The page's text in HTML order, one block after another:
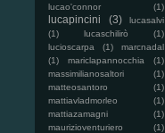
lucao'connor (1)
lucapincini (3)
lucasalvi
(1)
lucaschilirò
(1)
lucioscarpa
(1)
marcnadal
(1)
mariclapannocchia
(1)
massimilianosaltori
(1)
matteosantoro
(1)
mattiavladmorleo
(1)
mattiazamagni
(1)
maurizioventuriero
(1)